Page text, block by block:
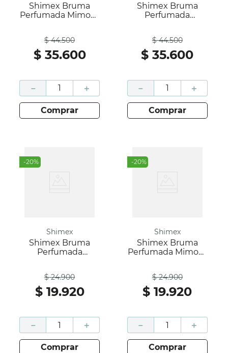
Shimex Bruma
Perfumada Mimosa
$ 44.500
$ 35.600
＋
－
comprar
Shimex Bruma
Perfumada
$ 44.500
$ 35.600
＋
－
comprar
-20%
Shimex
Shimex Bruma
Perfumada
$ 24.900
$ 19.920
＋
－
comprar
-20%
Shimex
Shimex Bruma
Perfumada Mimosa
$ 24.900
$ 19.920
＋
－
comprar